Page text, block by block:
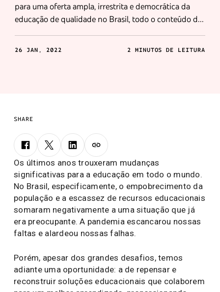
para uma oferta ampla, irrestrita e democrática da
educação de qualidade no Brasil, todo o conteúdo do
26 JAN, 2022 2 MINUTOS DE LEITURA
SHARE
Os últimos anos trouxeram mudanças
significativas para a educação em todo o mundo.
No Brasil, especificamente, o empobrecimento da
população e a escassez de recursos educacionais
somaram negativamente a uma situação que já
era preocupante. A pandemia escancarou nossas
faltas e alardeou nossas falhas.
Porém, apesar dos grandes desafios, temos
adiante uma oportunidade: a de repensar e
reconstruir soluções educacionais que colaborem